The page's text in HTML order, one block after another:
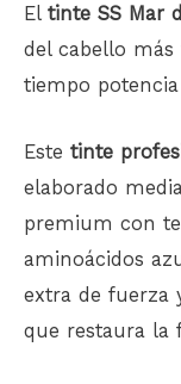
El tinte SS Mar
del cabello
tiempo
Este tinte
elaborado
premium con
aminoácidos
extra de fuerza
que restaura la